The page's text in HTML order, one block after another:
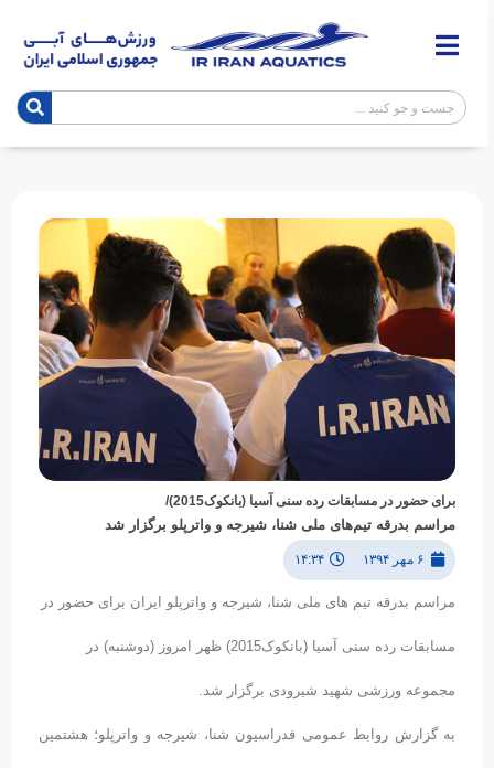
برای حضور در مسابقات رده سنی آسیا (بانکوک2015)/
مراسم بدرقه تیم‌های ملی شنا، شیرجه و واترپلو برگزار شد
۶ مهر ۱۳۹۴ ۱۴:۳۴
مراسم بدرقه تیم های ملی شنا، شیرجه و واترپلو ایران برای حضور در
مسابقات رده سنی آسیا (بانکوک2015) ظهر امروز (دوشنبه) در
مجموعه ورزشی شهید شیرودی برگزار شد.
به گزارش روابط عمومی فدراسیون شنا، شیرجه و واترپلو؛ هشتمین